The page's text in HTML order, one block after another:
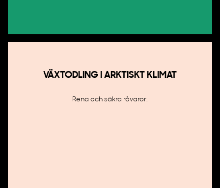
VÄXTODLING I ARKTISKT KLIMAT
Rena och säkra råvaror.